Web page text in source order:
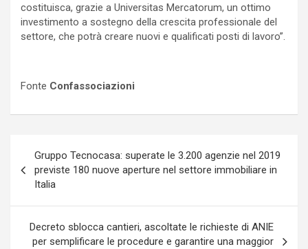
costituisca, grazie a Universitas Mercatorum, un ottimo
investimento a sostegno della crescita professionale del
settore, che potrà creare nuovi e qualificati posti di lavoro”.
Fonte Confassociazioni
articoli
Gruppo Tecnocasa: superate le 3.200 agenzie nel 2019
previste 180 nuove aperture nel settore immobiliare in
Italia
Decreto sblocca cantieri, ascoltate le richieste di ANIE
per semplificare le procedure e garantire una maggior